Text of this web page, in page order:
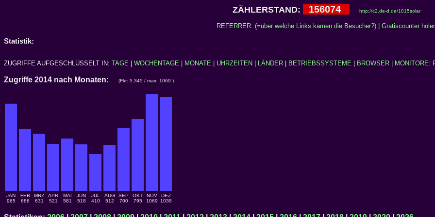
ZÄHLERSTAND: 156074 http://c2.de-d.de/1015solar
REFERRER: (=über welche Links kamen die Besucher?)| Gratiscounter
Statistik:
ZUGRIFFE AUFGESCHLÜSSELT IN: TAGE WOCHENTAGE MONATE UHRZEITEN LÄNDER BETRIEBSSYSTEME BROWSER MONITORE:
Zugriffe 2014 nach Monaten: (Fkt: 5.345 / max: 1069 )
JAN
965
FEB
686
MRZ
631
APR
521
MAI
581
JUN
518
JUL
410
AUG
512
SEP
700
OKT
795
NOV
1069
DEZ
1038